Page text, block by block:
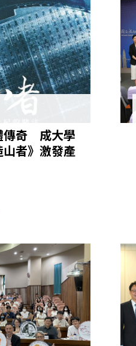
傳奇 成大學
者》激發產